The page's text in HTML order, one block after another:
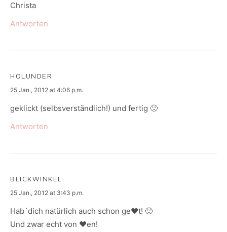
Christa
Antworten
HOLUNDER
says:
25 Jan., 2012 at 4:06 p.m.
geklickt (selbsverständlich!) und fertig 🙂
Antworten
BLICKWINKEL
says:
25 Jan., 2012 at 3:43 p.m.
Hab´dich natürlich auch schon ge♥t! 🙂
Und zwar echt von ♥en!